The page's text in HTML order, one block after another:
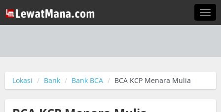
Lokasi Bank Bank BCA BCA KCP Menara Mulia